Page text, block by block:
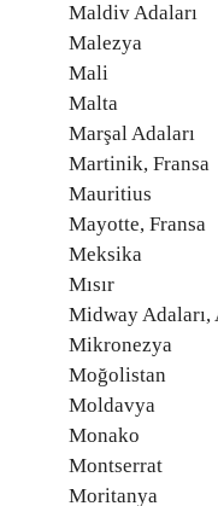
Maldiv Adaları
Malezya
Mali
Malta
Marşal Adaları
Martinik, Fransa
Mauritius
Mayotte, Fransa
Meksika
Mısır
Midway Adaları,
Mikronezya
Moğolistan
Moldavya
Monako
Montserrat
Moritanya